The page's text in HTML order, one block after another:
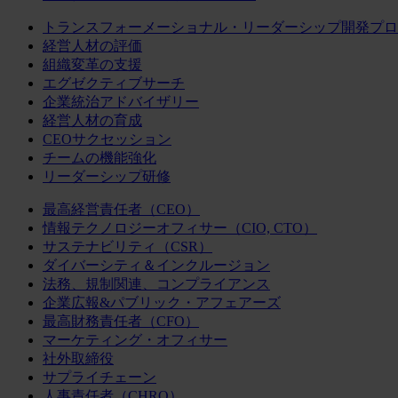
トランスフォーメーショナル・リーダーシップ開発プ
経営人材の評価
組織変革の支援
エグゼクティブサーチ
企業統治アドバイザリー
経営人材の育成
CEOサクセッション
チームの機能強化
リーダーシップ研修
最高経営責任者（CEO）
情報テクノロジーオフィサー（CIO, CTO）
サステナビリティ（CSR）
ダイバーシティ＆インクルージョン
法務、規制関連、コンプライアンス
企業広報&パブリック・アフェアーズ
最高財務責任者（CFO）
マーケティング・オフィサー
社外取締役
サプライチェーン